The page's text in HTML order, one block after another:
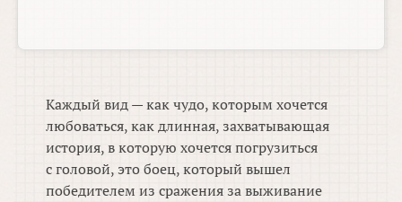
Каждый вид — как чудо, которым хочется
любоваться, как длинная, захватывающая
история, в которую хочется погрузиться
с головой, это боец, который вышел
победителем из сражения за выживание